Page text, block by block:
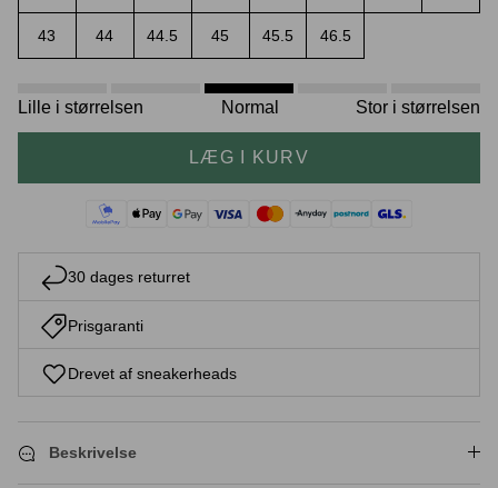
Crease protectors Skotræ
Sneaker rengøring
43 44 44.5 45 45.5 46.5
Lille i størrelsen Normal Stor i størrelsen
LÆG I KURV
30 dages returret
Prisgaranti
Drevet af sneakerheads
Beskrivelse